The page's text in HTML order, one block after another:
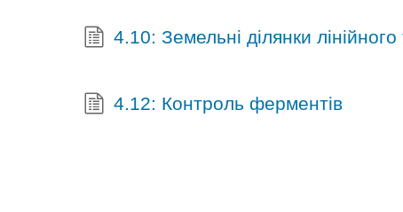
4.10: Земельні ділянки
4.12: Контроль ферментів